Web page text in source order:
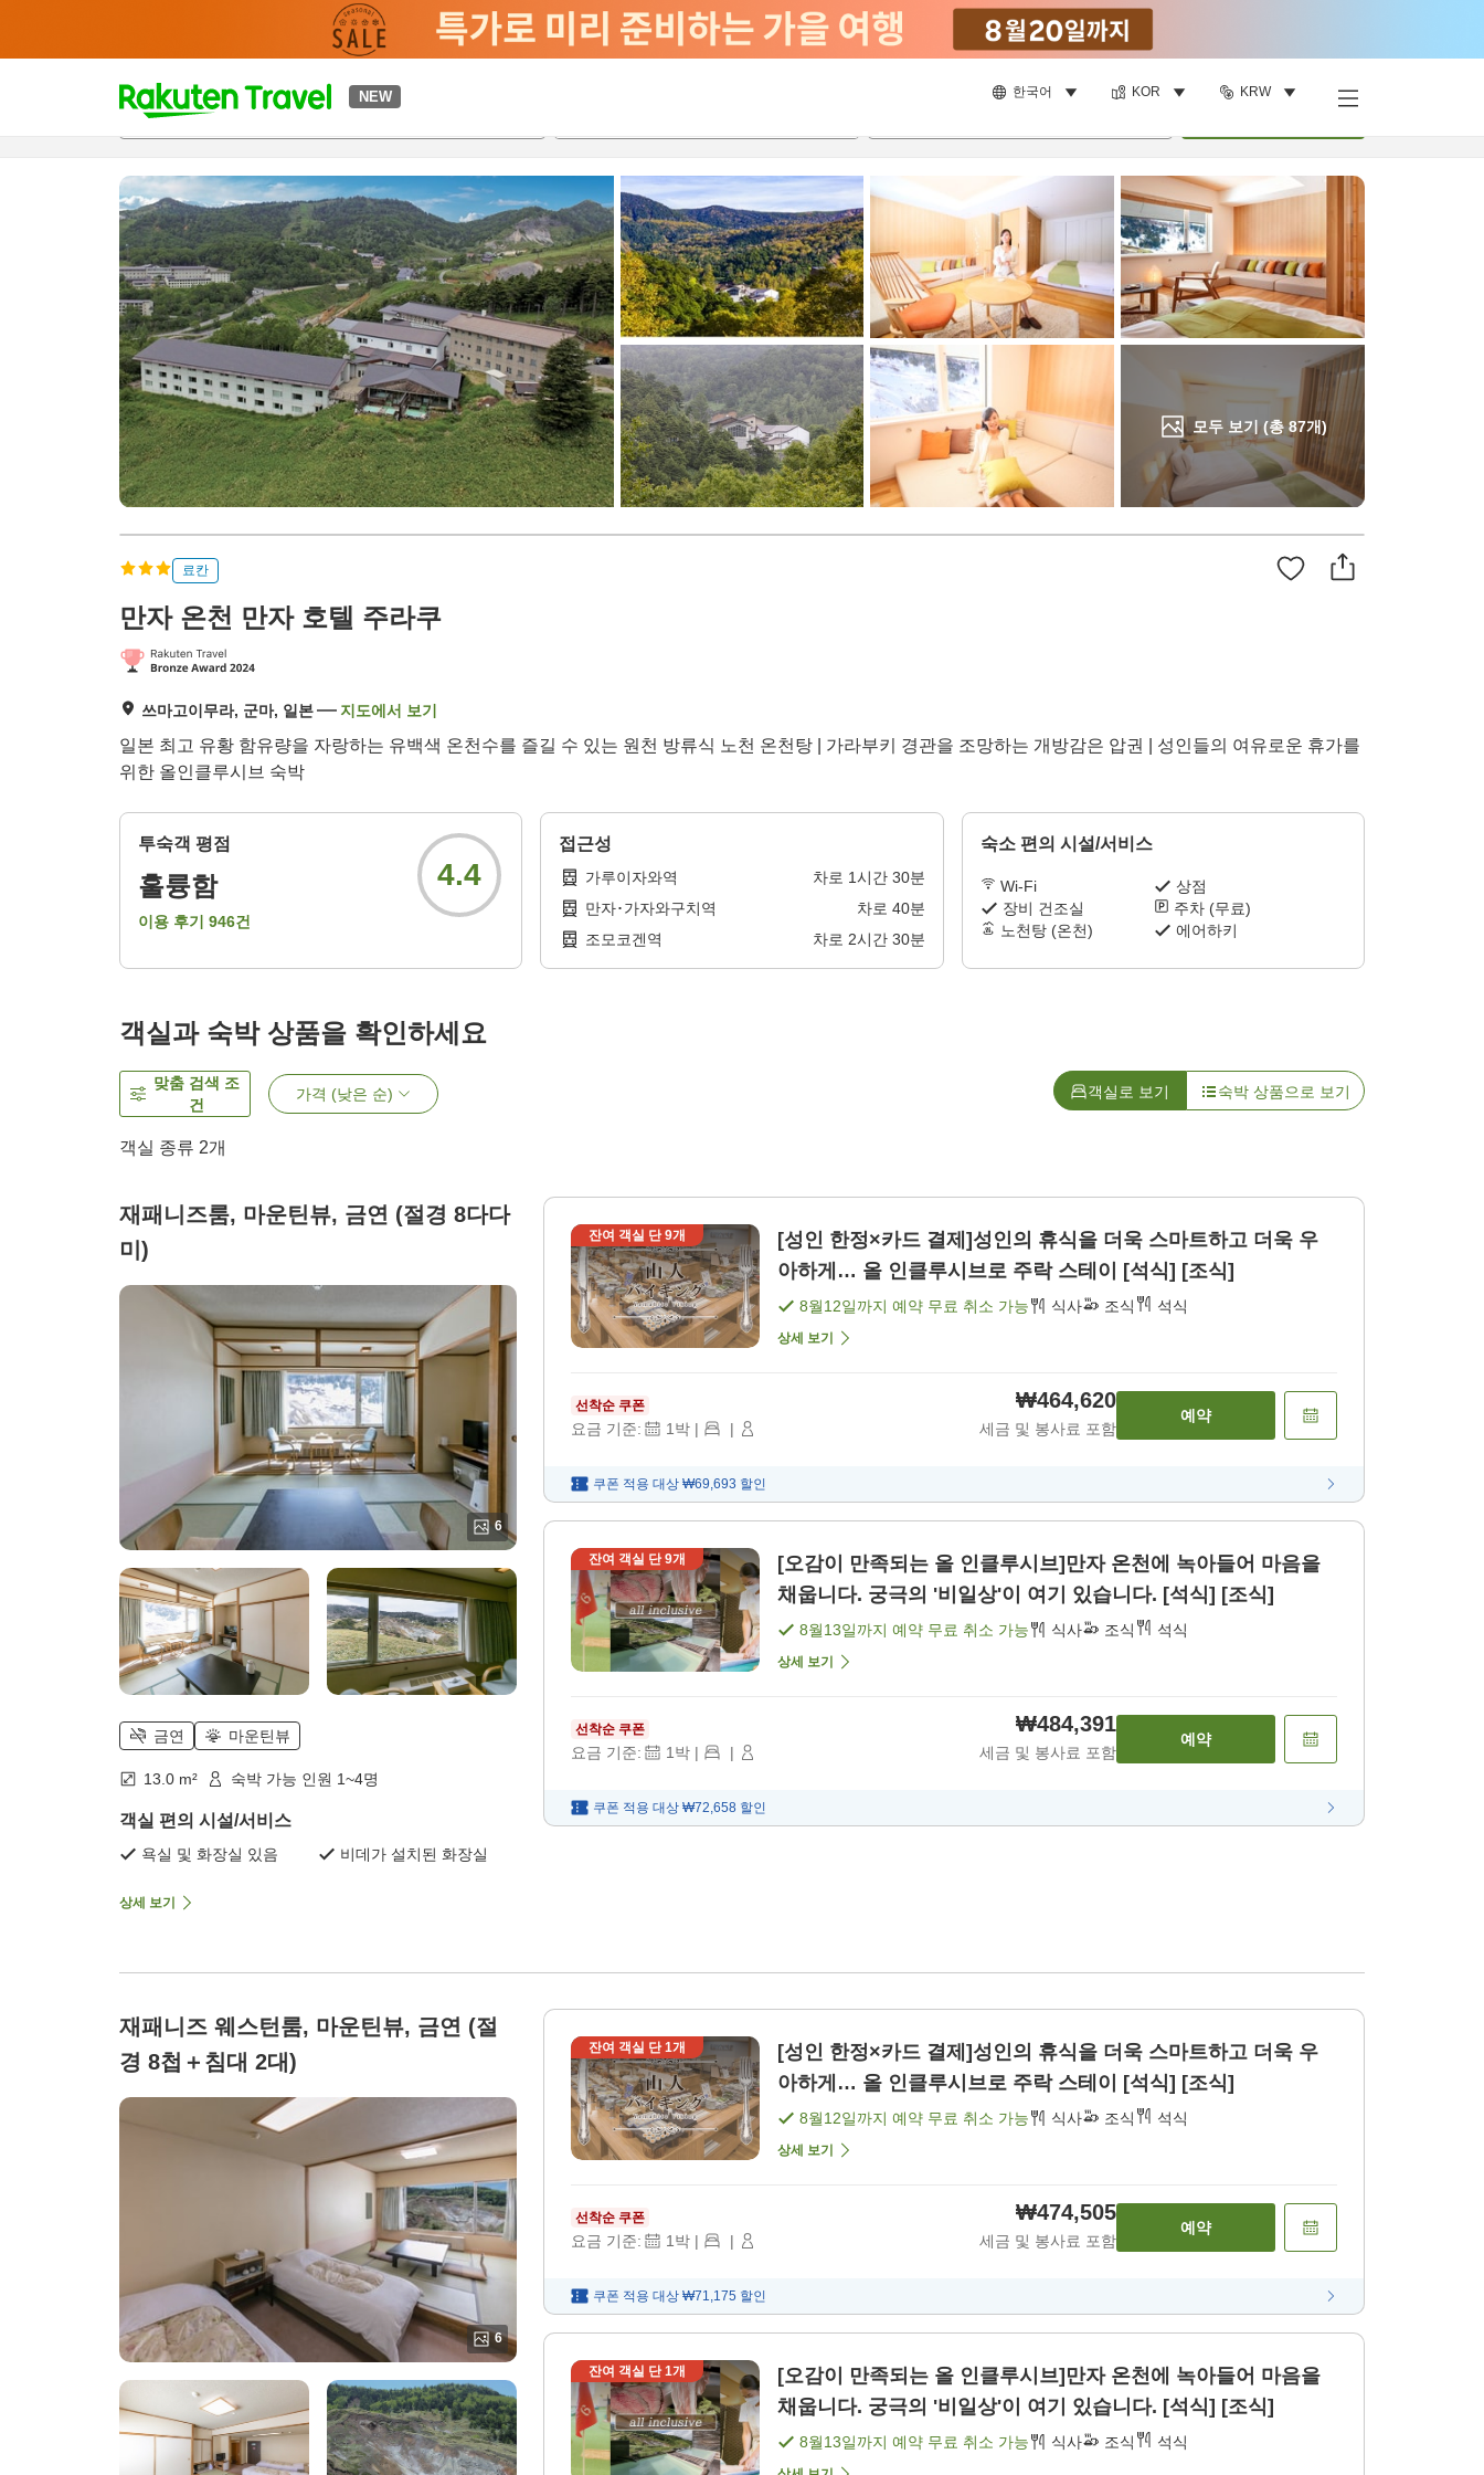
NEW 한국어 KOR KRW
t
p
a
g
e
_
s
e
a
r
c
h
모두 보기 (총87개)
개요객실 & 숙박 상품이용 후기 하이라이트
료칸
만자 온천 만자 호텔 주라쿠
쓰마고이무라, 군마, 일본 지도에서 보기
일본 최고 유황 함유량을 자랑하는 유백색 온천수를 즐길 수 있는 원천 방류식 노천 온천탕 | 가라부키 경관을 조망하는 개방감은 압권 | 성인들의 여유로운 휴가를
위한 올인클루시브 숙박
투숙객 평점
훌륭함
이용 후기 946건
4.4
접근성
가루이자와역 차로 1시간 30분
만자･가자와구치역
차로 40분
조모코겐역
차로 2시간 30분
숙소 편의 시설/서비스
Wi-Fi
상점
장비 건조실
주차 (무료)
노천탕 (온천)
에어하키
객실과 숙박 상품을 확인하세요
맞춤 검색 조
건
가격 (낮은 순) 객실로 보기 숙박 상품으로 보기
객실 종류 2개
재패니즈룸, 마운틴뷰, 금연 (절경 8다다
미)
6
금연 마운틴뷰
13.0 m² 숙박 가능 인원 1~4명
객실 편의 시설/서비스
욕실 및 화장실 있음 비데가 설치된 화장실
상세 보기
잔여 객실 단9개
[성인 한정×카드 결제]성인의 휴식을 더욱 스마트하고 더욱 우
아하게… 올 인클루시브로 주락 스테이 [석식] [조식]
8월12일까지 예약 무료 취소 가능 식사 조식 석식
상세 보기
선착순 쿠폰
요금 기준: 1박 | |
₩464,620
세금 및 봉사료 포함
예약
쿠폰 적용 대상 ₩69,693 할인
잔여 객실 단9개
[오감이 만족되는 올 인클루시브]만자 온천에 녹아들어 마음을
채웁니다. 궁극의 '비일상'이 여기 있습니다. [석식] [조식]
8월13일까지 예약 무료 취소 가능 식사 조식 석식
상세 보기
선착순 쿠폰
요금 기준: 1박 | |
₩484,391
세금 및 봉사료 포함
예약
쿠폰 적용 대상 ₩72,658 할인
재패니즈 웨스턴룸, 마운틴뷰, 금연 (절
경 8첩＋침대 2대)
6
잔여 객실 단1개
[성인 한정×카드 결제]성인의 휴식을 더욱 스마트하고 더욱 우
아하게… 올 인클루시브로 주락 스테이 [석식] [조식]
8월12일까지 예약 무료 취소 가능 식사 조식 석식
상세 보기
선착순 쿠폰
요금 기준: 1 박 | |
₩474,505
세금 및 봉사료 포함
예약
쿠폰 적용 대상 ₩71,175 할인
잔여 객실 단1개
[오감이 만족되는 올 인클루시브]만자 온천에 녹아들어 마음을
채웁니다. 궁극의 '비일상'이 여기 있습니다. [석식] [조식]
8월13일까지 예약 무료 취소 가능 식사 조식 석식